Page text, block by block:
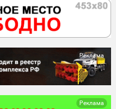
Реклама
Реклама